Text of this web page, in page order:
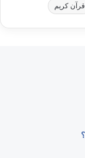
قرآن كريم